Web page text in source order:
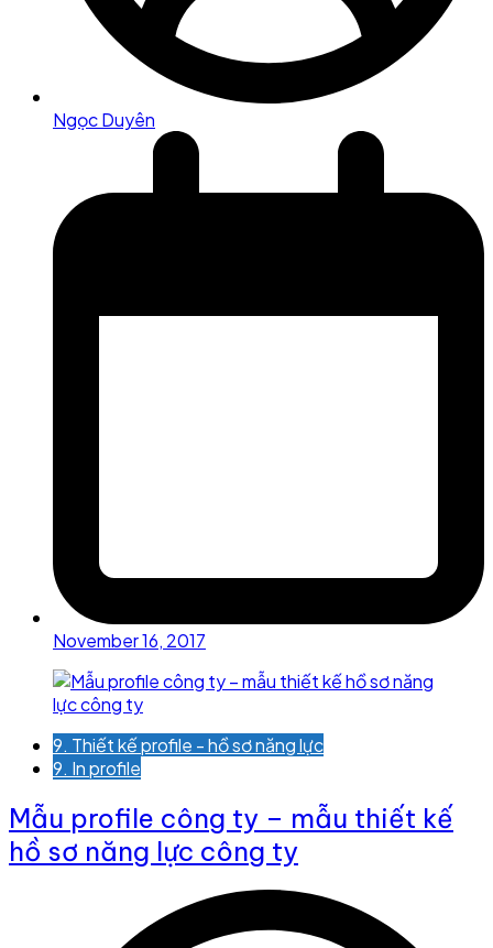
Ngọc Duyên
November 16, 2017
9. Thiết kế profile - hồ sơ năng lực
9. In profile
Mẫu profile công ty – mẫu thiết kế
hồ sơ năng lực công ty